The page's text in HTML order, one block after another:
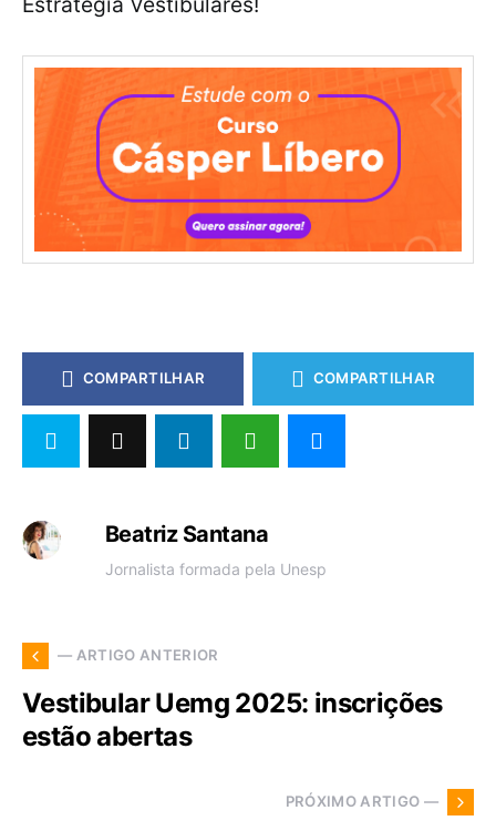
COMPARTILHAR COMPARTILHAR
Beatriz Santana
Jornalista formada pela Unesp
— ARTIGO ANTERIOR
Vestibular Uemg 2025: inscrições
estão abertas
PRÓXIMO ARTIGO —